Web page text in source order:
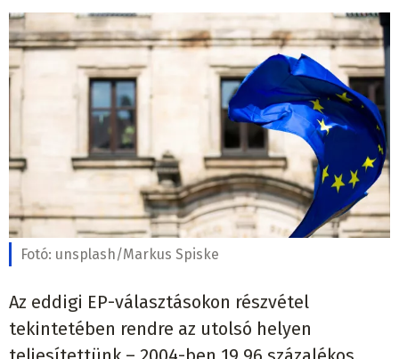
Fotó: unsplash/Markus Spiske
Az eddigi EP-választásokon részvétel
tekintetében rendre az utolsó helyen